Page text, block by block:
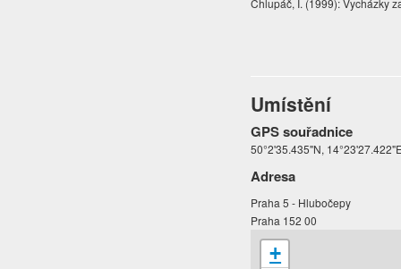
Chlupáč, I. (1999): Vycházky
Umístění
GPS souřadnice
50°2'35.435"N,
Adresa
Praha 5 - Hlubočepy
Praha 152 00
+